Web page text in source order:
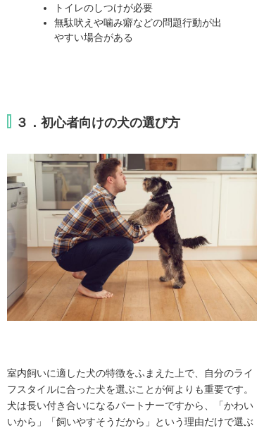
トイレのしつけが必要
無駄吠えや噛み癖などの問題行動が出
やすい場合がある
３．初心者向けの犬の選び方
室内飼いに適した犬の特徴をふまえた上で、自分のライ
フスタイルに合った犬を選ぶことが何よりも重要です。
犬は長い付き合いになるパートナーですから、「かわい
いから」「飼いやすそうだから」という理由だけで選ぶ